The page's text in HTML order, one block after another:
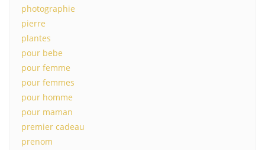
photographie
pierre
plantes
pour bebe
pour femme
pour femmes
pour homme
pour maman
premier cadeau
prenom